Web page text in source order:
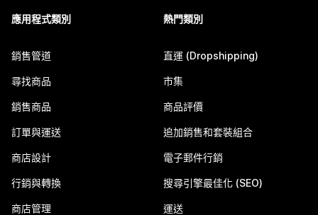
應用程式類別
銷售管道
尋找商品
銷售商品
訂單與運送
商店設計
行銷與轉換
商店管理
熱門類別
直運 (Dropshipping)
市集
商品評價
追加銷售和套裝組合
電子郵件行銷
搜尋引擎最佳化 (SEO)
運送